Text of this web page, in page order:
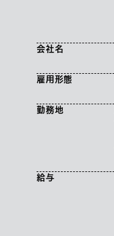
会社名
雇用形態
勤務地
給与